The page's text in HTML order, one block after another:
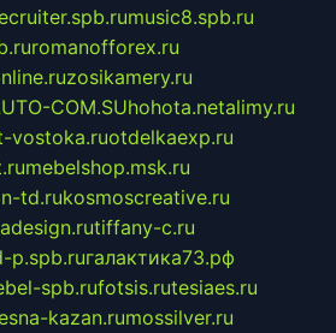
music8.spb.ru
romanofforex.ru
zosikamery.ru
COM.SUhohota.netalimy.ru
vostoka.ruotdelkaexp.ru
mebelshop.msk.ru
td.rukosmoscreative.ru
tiffany-c.ru
p.spb.ruгалактика73.рф
spb.rufotsis.rutesiaes.ru
kazan.rumossilver.ru